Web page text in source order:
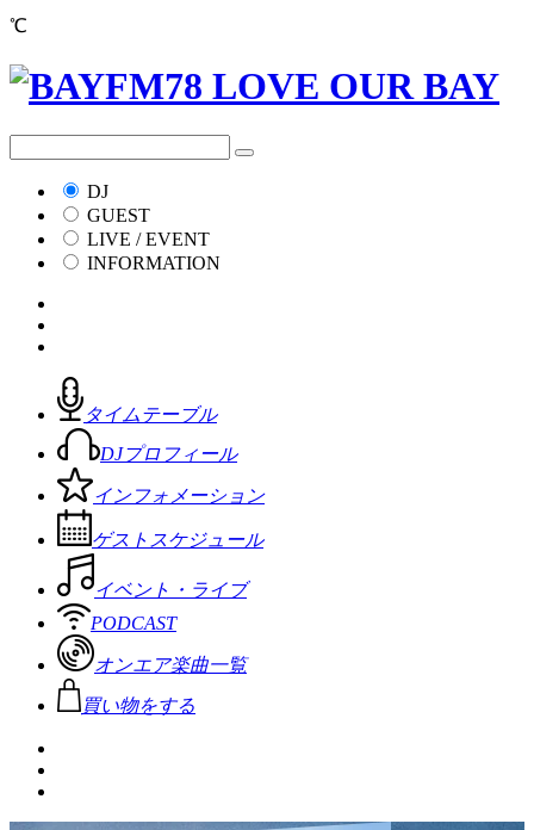
℃
DJ
GUEST
LIVE / EVENT
INFORMATION
タイムテーブル
DJプロフィール
インフォメーション
ゲストスケジュール
イベント・ライブ
PODCAST
オンエア楽曲一覧
買い物をする